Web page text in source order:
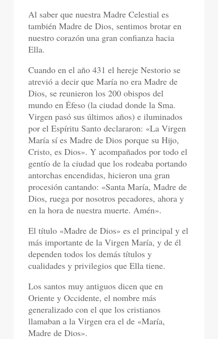
Al saber que nuestra Madre Celestial es
también Madre de Dios, sentimos brotar en
nuestro corazón una gran confianza hacia
Ella.
Cuando en el año 431 el hereje Nestorio se
atrevió a decir que María no era Madre de
Dios, se reunieron los 200 obispos del
mundo en Éfeso (la ciudad donde la Sma.
Virgen pasó sus últimos años) e iluminados
por el Espíritu Santo declararon: «La Virgen
María sí es Madre de Dios porque su Hijo,
Cristo, es Dios». Y acompañados por todo el
gentío de la ciudad que los rodeaba portando
antorchas encendidas, hicieron una gran
procesión cantando: «Santa María, Madre de
Dios, ruega por nosotros pecadores, ahora y
en la hora de nuestra muerte. Amén».
El título «Madre de Dios» es el principal y el
más importante de la Virgen María, y de él
dependen todos los demás títulos y
cualidades y privilegios que Ella tiene.
Los santos muy antiguos dicen que en
Oriente y Occidente, el nombre más
generalizado con el que los cristianos
llamaban a la Virgen era el de «María,
Madre de Dios».